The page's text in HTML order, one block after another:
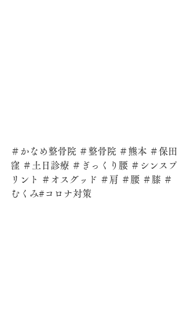
＃かなめ整骨院 ＃整骨院 ＃熊本 ＃保田
窪 ＃土日診療 ＃ぎっくり腰 ＃シンスプ
リント ＃オスグッド ＃肩 ＃腰 ＃膝 ＃
むくみ#コロナ対策